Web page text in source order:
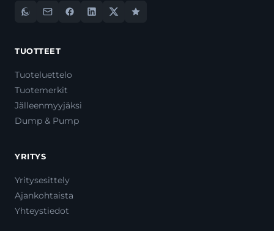
TUOTTEET
Tuoteluettelo
Tuotemerkit
Jälleenmyyjäksi
Dump & Pump
YRITYS
Yritysesittely
Ajankohtaista
Yhteystiedot